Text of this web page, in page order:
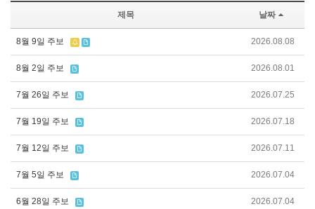
제목 날짜
8월 9일 주보 2026.08.08
8월 2일 주보 2026.08.01
7월 26일 주보 2026.07.25
7월 19일 주보 2026.07.18
7월 12일 주보 2026.07.11
7월 5일 주보 2026.07.04
6월 28일 주보 2026.07.04